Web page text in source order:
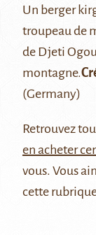
Un berger
troupeau de
de Djeti
montagne.
(Germany)
Retrouvez
en acheter
vous. Vous
cette